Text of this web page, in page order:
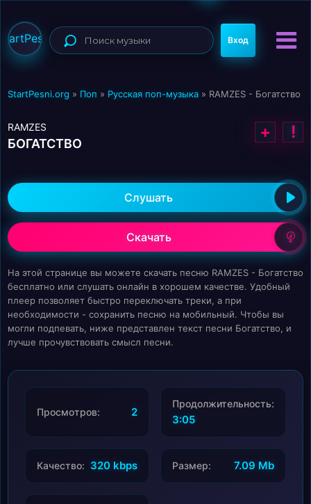
Вход
StartPesni.org » Поп » Русская поп-музыка » RAMZES - Богатство
RAMZES
БОГАТСТВО
+ !
Слушать
Скачать
На этой странице вы можете скачать песню RAMZES - Богатство
бесплатно или слушать онлайн в хорошем качестве. Удобный
плеер позволяет быстро переключать треки, а при
необходимости - сохранить песню на мобильный. Чтобы вы
могли подпевать, ниже представлен текст песни Богатство, и
лучше прочувствовать смысл песни.
Просмотров: 2
Продолжительность:
3:05
Качество: 320 kbps Размер: 7.09 Mb